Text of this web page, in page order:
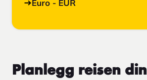
Euro - EUR
Planlegg reisen